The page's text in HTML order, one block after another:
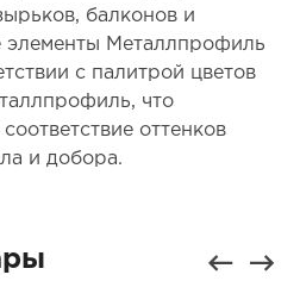
балконов и
Металлпрофиль
с палитрой цветов
что
оттенков
и добора.